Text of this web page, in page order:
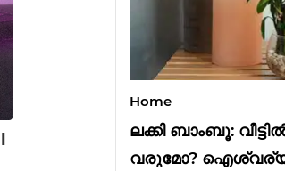
Home
ലക്കി ബാംബൂ:
വരുമോ?